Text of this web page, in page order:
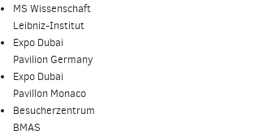
MS Wissenschaft
Leibniz-Institut
Expo Dubai
Pavilion Germany
Expo Dubai
Pavillon Monaco
Besucherzentrum
BMAS